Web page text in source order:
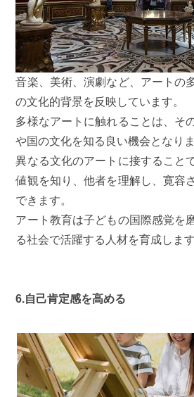
音楽、美術、演劇など、アートの
の文化的背景を反映しています。
多様なアートに触れることは、そ
や国の文化を知る良い機会となりま
異なる文化のアートに接すること
値観を知り、他者を理解し、寛容
できます。
アート教育は子どもの国際感覚を
る社会で活躍する人材を育成します
6.自己肯定感を高める